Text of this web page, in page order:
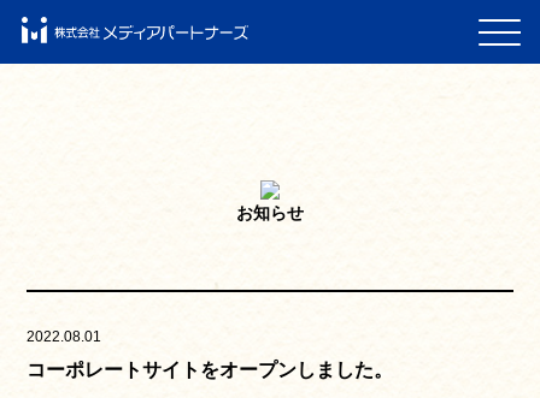
お知らせ
2022.08.01
コーポレートサイトをオープンしました。